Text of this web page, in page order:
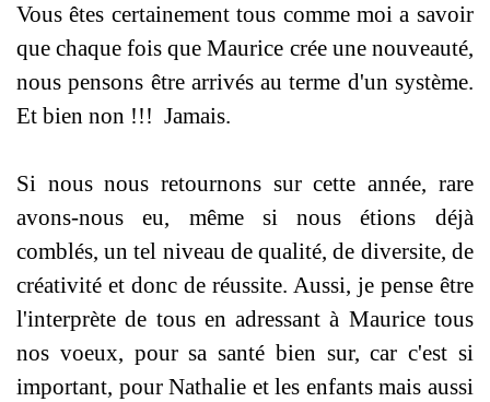
Vous êtes certainement tous comme moi a savoir
que chaque fois que Maurice crée une nouveauté,
nous pensons être arrivés au terme d'un système.
Et bien non !!! Jamais.
Si nous nous retournons sur cette année, rare
avons-nous eu, même si nous étions déjà
comblés, un tel niveau de qualité, de diversite, de
créativité et donc de réussite. Aussi, je pense être
l'interprète de tous en adressant à Maurice tous
nos voeux, pour sa santé bien sur, car c'est si
important, pour Nathalie et les enfants mais aussi